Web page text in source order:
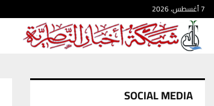
7 أغسطس، 2026
SOCIAL MEDIA